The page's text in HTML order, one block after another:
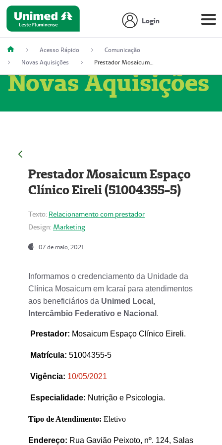
Login
Acesso Rápido
Comunicação
Novas Aquisições
Prestador Mosaicum Espaço Clínico Eireli (51004355-5)
Novas Aquisições
Prestador Mosaicum Espaço
Clínico Eireli (51004355-5)
Texto: Relacionamento com prestador
Design: Marketing
07 de maio, 2021
Informamos o credenciamento da Unidade da
Clínica Mosaicum em Icaraí para atendimentos
aos beneficiários da Unimed Local,
Intercâmbio Federativo e Nacional .
Prestador: Mosaicum Espaço Clínico Eireli.
Matrícula: 51004355-5
Vigência: 10/05/2021
Especialidade: Nutrição e Psicologia.
Tipo de Atendimento: Eletivo
Endereço: Rua Gavião Peixoto, nº. 124, Salas